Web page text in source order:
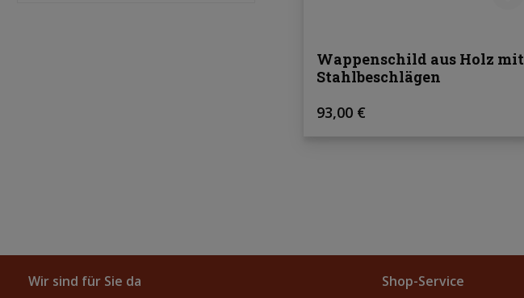
Wappenschild aus Holz mit
Stahlbeschlägen
Regulärer Preis:
93,00 €
Wir sind für Sie da Shop-Service